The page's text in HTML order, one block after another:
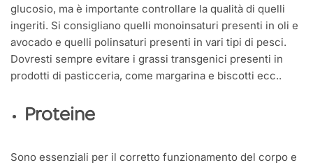
glucosio, ma è importante controllare la qualità di quelli
ingeriti. Si consigliano quelli monoinsaturi presenti in oli e
avocado e quelli polinsaturi presenti in vari tipi di pesci.
Dovresti sempre evitare i grassi transgenici presenti in
prodotti di pasticceria, come margarina e biscotti ecc..
Proteine
Sono essenziali per il corretto funzionamento del corpo e